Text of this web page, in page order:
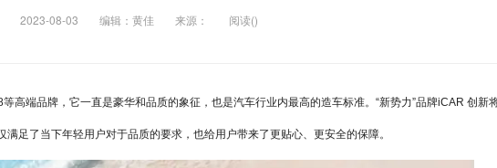
2023-08-03 编辑：黄佳 来源： 阅读()
高端品牌，它一直是豪华和品质的象征，也是汽车行业内最高的造车标准。“新势力”品牌iCAR 创新
足了当下年轻用户对于品质的要求，也给用户带来了更贴心、更安全的保障。